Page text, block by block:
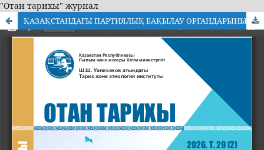
"Отан тарихы" журнал
ҚАЗАҚСТАНДАҒЫ ПАРТИЯЛЫҚ БАҚЫЛАУ ОРГАНДАРЫНЫҢ 1920–1930-ЖЫЛДАРДАҒЫ «ПАРТИЯЛЫҚ ТАЗАЛАУЛАР» КЕЗІНДЕГІ ҚЫЗМЕТІ